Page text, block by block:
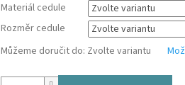
Materiál cedule
Rozměr cedule
Můžeme doručit do: Zvolte variantu